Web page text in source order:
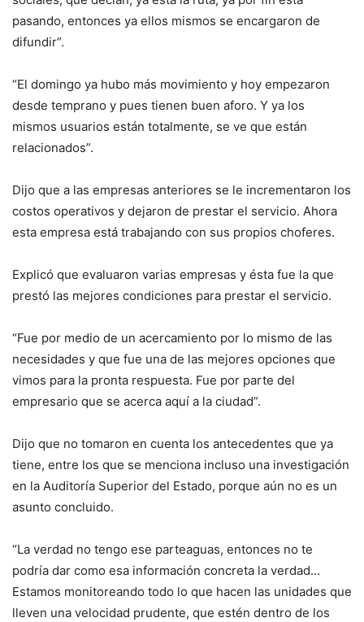
pasando, entonces ya ellos mismos se encargaron de
difundir”.
“El domingo ya hubo más movimiento y hoy empezaron
desde temprano y pues tienen buen aforo. Y ya los
mismos usuarios están totalmente, se ve que están
relacionados”.
Dijo que a las empresas anteriores se le incrementaron los
costos operativos y dejaron de prestar el servicio. Ahora
esta empresa está trabajando con sus propios choferes.
Explicó que evaluaron varias empresas y ésta fue la que
prestó las mejores condiciones para prestar el servicio.
“Fue por medio de un acercamiento por lo mismo de las
necesidades y que fue una de las mejores opciones que
vimos para la pronta respuesta. Fue por parte del
empresario que se acerca aquí a la ciudad”.
Dijo que no tomaron en cuenta los antecedentes que ya
tiene, entre los que se menciona incluso una investigación
en la Auditoría Superior del Estado, porque aún no es un
asunto concluido.
“La verdad no tengo ese parteaguas, entonces no te
podría dar como esa información concreta la verdad…
Estamos monitoreando todo lo que hacen las unidades que
lleven una velocidad prudente, que estén dentro de los